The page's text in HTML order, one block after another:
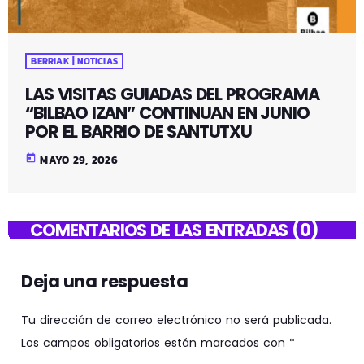
BERRIAK | NOTICIAS
LAS VISITAS GUIADAS DEL PROGRAMA
“BILBAO IZAN” CONTINUAN EN JUNIO
POR EL BARRIO DE SANTUTXU
today MAYO 29, 2026
COMENTARIOS DE LAS ENTRADAS (0)
Deja una respuesta
Tu dirección de correo electrónico no será publicada.
Los campos obligatorios están marcados con *